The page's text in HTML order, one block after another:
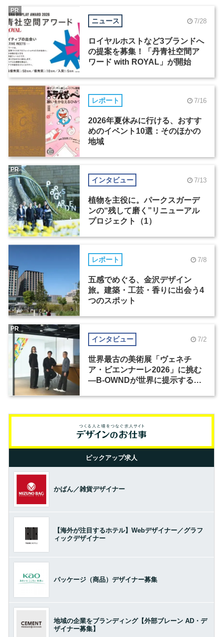
ニュース 7/28
ロイヤルホストなど3ブランドへ
の提案を募集！「丹青社空間ア
ワード with ROYAL」が開始
PR
レポート 7/16
2026年夏休みに行ける、おすす
めのイベント10選：そのほかの
地域
インタビュー 7/13
植物を主役に。パークスガーデ
ンの“残して磨く”リニューアル
プロジェクト（1）
PR
レポート 7/8
五感でめぐる、金沢デザイン
旅。建築・工芸・香りに出会う4
つのスポット
インタビュー 7/2
世界最古の美術展「ヴェネチ
ア・ビエンナーレ2026」に挑む
―B-OWNDが世界に提示する美
PR
ピックアップ求人
かばん／雑貨デザイナー
【海外が注目するホテル】Webデザイナー／グラフ
ィックデザイナー
パッケージ（商品）デザイナー募集
地域の企業をブランディング【外部ブレーン AD・デ
ザイナー募集】